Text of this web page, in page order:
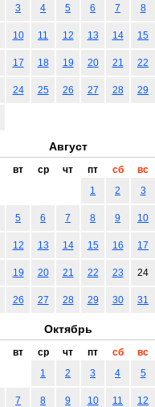
3 4 5 6 7 8
10 11 12 13 14 15
17 18 19 20 21 22
24 25 26 27 28 29
Август
вт ср чт пт сб
вс
1
2 3
5 6 7 8 9 10
12 13 14 15 16 17
19 20 21 22 23 24
26 27 28 29 30 31
Октябрь
вт ср чт пт сб
вс
1
2 3 4 5
7 8 9 10 11 12